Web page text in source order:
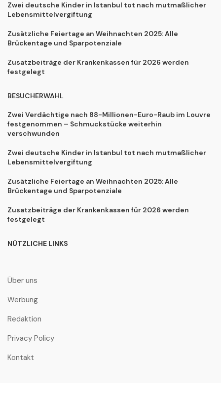
Zwei deutsche Kinder in Istanbul tot nach mutmaßlicher
Lebensmittelvergiftung
Zusätzliche Feiertage an Weihnachten 2025: Alle
Brückentage und Sparpotenziale
Zusatzbeiträge der Krankenkassen für 2026 werden
festgelegt
BESUCHERWAHL
Zwei Verdächtige nach 88-Millionen-Euro-Raub im Louvre
festgenommen – Schmuckstücke weiterhin
verschwunden
Zwei deutsche Kinder in Istanbul tot nach mutmaßlicher
Lebensmittelvergiftung
Zusätzliche Feiertage an Weihnachten 2025: Alle
Brückentage und Sparpotenziale
Zusatzbeiträge der Krankenkassen für 2026 werden
festgelegt
NÜTZLICHE LINKS
Über uns
Werbung
Redaktion
Privacy Policy
Kontakt